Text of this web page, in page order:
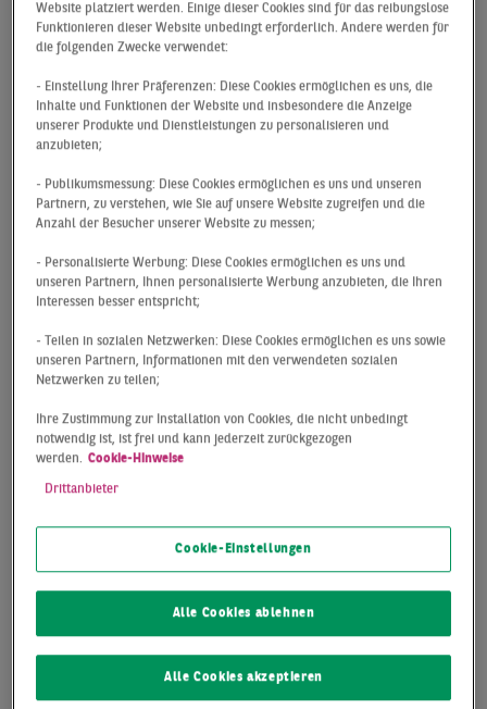
5 Kongruenz
Miete, Erwerb von Geschäftsanteilen statt des Objekts
und umgekehrt, Erbbaurecht statt Kauf sowie Tausch
statt Kauf oder Miete.
6 Fälligkeit des Provisionsanspruchs
Die Provision ist fällig und zahlbar innerhalb von 14
Tagen nach Rechnungslegung ohne jeden Abzug. Erfolgt
Teilnahme, so ist der Kunde verpflichtet, uns
unverzüglich Auskunft über den wesentlichen Inhalt des
verpflichtet, uns eine einfache Abschrift des
Hauptvertrags zu überlassen.
Website platziert werden. Einige dieser Cookies sind für das reibungslose
Funktionieren dieser Website unbedingt erforderlich. Andere werden für
die folgenden Zwecke verwendet:
- Einstellung Ihrer Präferenzen: Diese Cookies ermöglichen es uns, die
Inhalte und Funktionen der Website und insbesondere die Anzeige
unserer Produkte und Dienstleistungen zu personalisieren und
anzubieten;
- Publikumsmessung: Diese Cookies ermöglichen es uns und unseren
Partnern, zu verstehen, wie Sie auf unsere Website zugreifen und die
Anzahl der Besucher unserer Website zu messen;
- Personalisierte Werbung: Diese Cookies ermöglichen es uns und
unseren Partnern, Ihnen personalisierte Werbung anzubieten, die Ihren
Interessen besser entspricht;
- Teilen in sozialen Netzwerken: Diese Cookies ermöglichen es uns sowie
unseren Partnern, Informationen mit den verwendeten sozialen
Netzwerken zu teilen;
Ihre Zustimmung zur Installation von Cookies, die nicht unbedingt
notwendig ist, ist frei und kann jederzeit zurückgezogen
werden. Cookie-Hinweise
Drittanbieter
Cookie-Einstellungen
Alle Cookies ablehnen
Alle Cookies akzeptieren